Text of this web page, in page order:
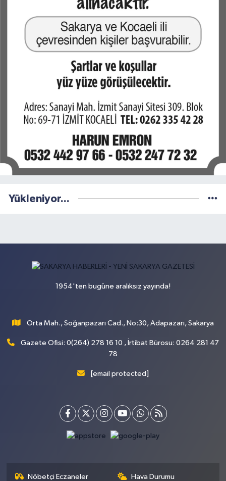
Yükleniyor...
1954'ten bugüne aralıksız yayında!
Orta Mah., Soğanpazarı Cad., No:30, Adapazarı, Sakarya
Gazete Ofisi: 0(264) 278 16 10 , İrtibat Bürosu: 0264 281 47
78
[email protected]
Nöbetçi Eczaneler Hava Durumu